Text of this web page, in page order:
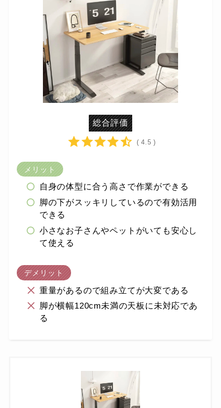
総合評価
( 4.5 )
メリット
自身の体型に合う高さで作業ができる
脚の下がスッキリしているので有効活用
できる
小さなお子さんやペットがいても安心し
て使える
デメリット
重量があるので組み立てが大変である
脚が横幅120cm未満の天板に未対応であ
る